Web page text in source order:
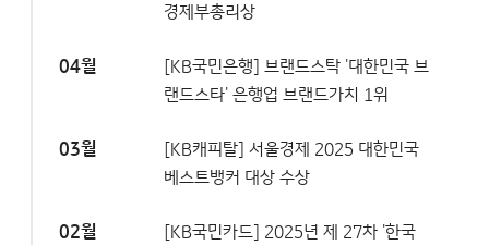
경제부총리상
04월
[KB국민은행] 브랜드스탁 '대한민국 브
랜드스타' 은행업 브랜드가치 1위
03월
[KB캐피탈] 서울경제 2025 대한민국
베스트뱅커 대상 수상
02월
[KB국민카드] 2025년 제 27차 '한국